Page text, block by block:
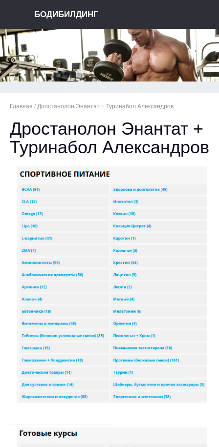
БОДИБИЛДИНГ
Главная / Дростанолон Энантат + Туринабол Александров
Дростанолон Энантат +
Туринабол Александров